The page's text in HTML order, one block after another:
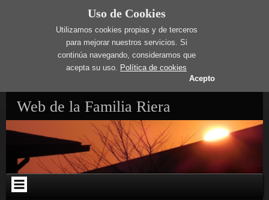
Uso de Cookies
Utilizamos cookies propias y de terceros
para mejorar nuestros servicios. Si
continúa navegando, consideramos que
acepta su uso. Política de cookies
Acepto
to
Web de la Familia Riera